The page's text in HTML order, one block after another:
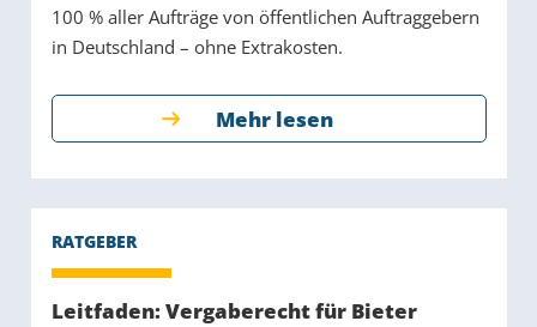
100 % aller Aufträge von öffentlichen Auftraggebern
in Deutschland – ohne Extrakosten.
Mehr lesen
Leitfaden: Vergaberecht für Bieter